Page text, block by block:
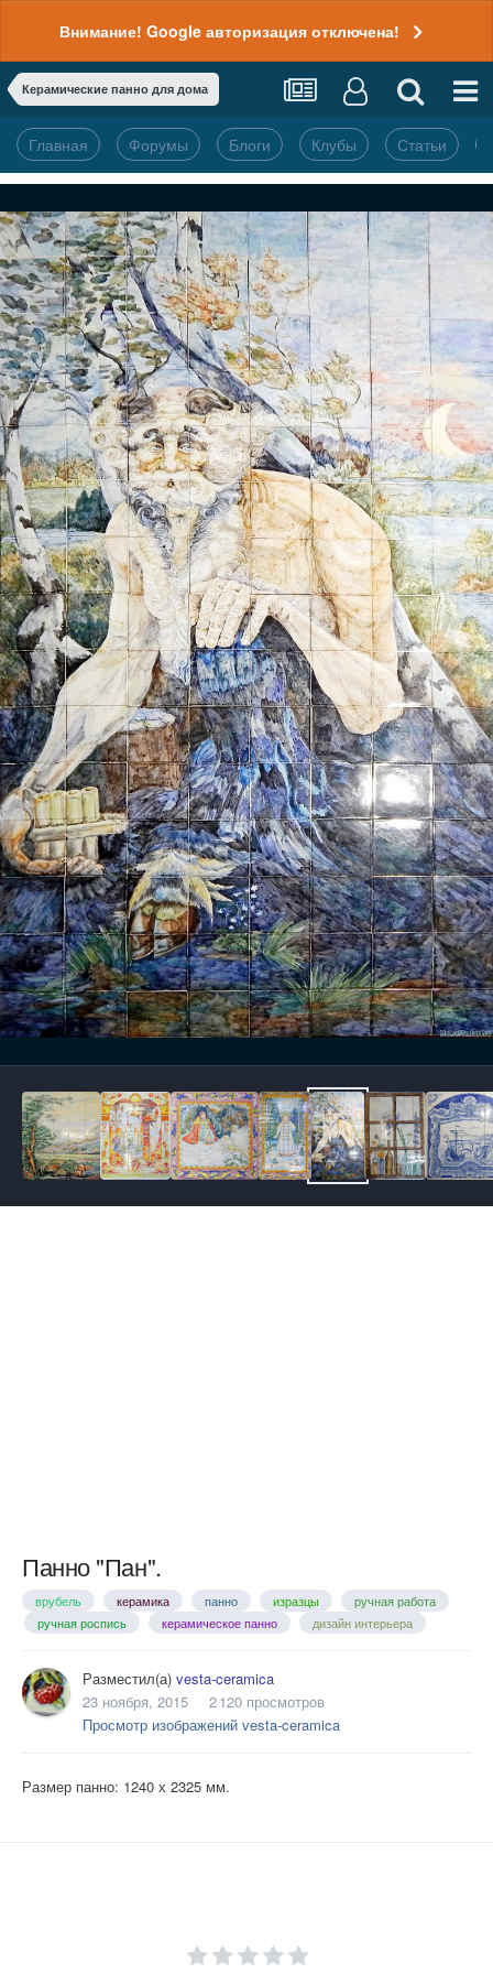
Внимание! Google авторизация отключена!
Керамические панно для дома
Главная Форумы Блоги Клубы Статьи
Панно "Пан".
врубель керамика панно изразцы
ручная работа
ручная роспись
керамическое панно дизайн интерьера
Разместил(а) vesta-ceramica
23 ноября, 2015
2 120 просмотров
Просмотр изображений vesta-ceramica
Размер панно: 1240 х 2325 мм.